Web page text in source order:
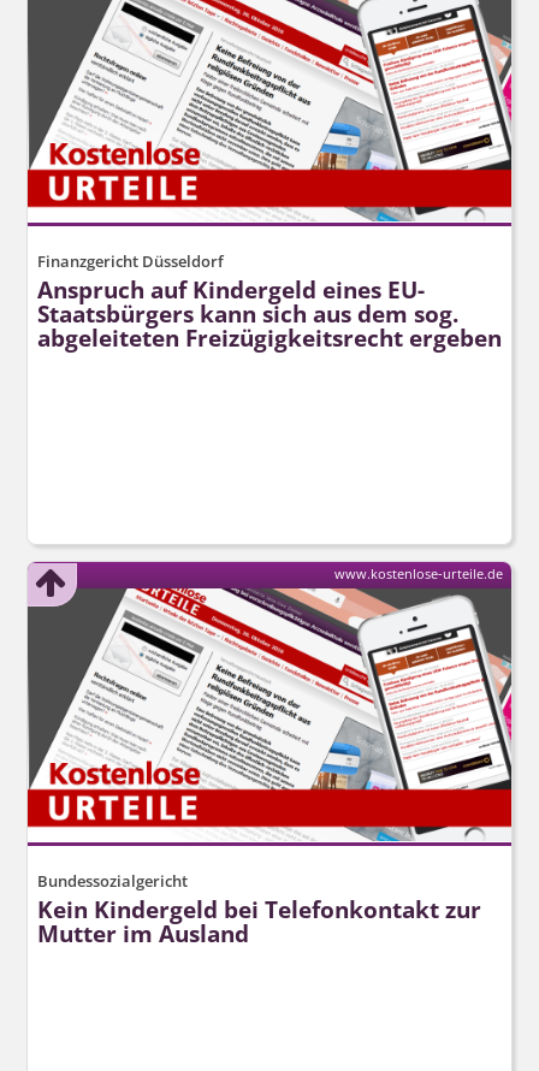
Finanzgericht Düsseldorf
Anspruch auf Kindergeld eines EU-
Staatsbürgers kann sich aus dem sog.
abgeleiteten Freizügigkeitsrecht ergeben
Bundessozialgericht
Kein Kindergeld bei Telefonkontakt zur
Mutter im Ausland
www.kostenlose-urteile.de